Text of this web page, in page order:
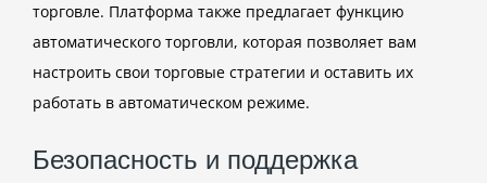
торговле. Платформа также предлагает функцию
автоматического торговли, которая позволяет вам
настроить свои торговые стратегии и оставить их
работать в автоматическом режиме.
Безопасность и поддержка